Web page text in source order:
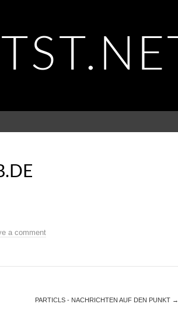
ITST.NET
a comment
PARTICLS - NACHRICHTEN AUF DEN PUNKT →